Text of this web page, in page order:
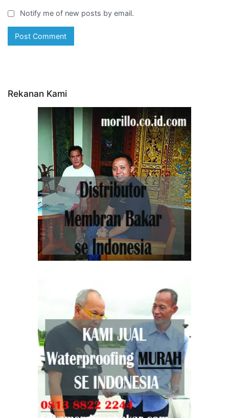
Notify me of new posts by email.
Rekanan Kami